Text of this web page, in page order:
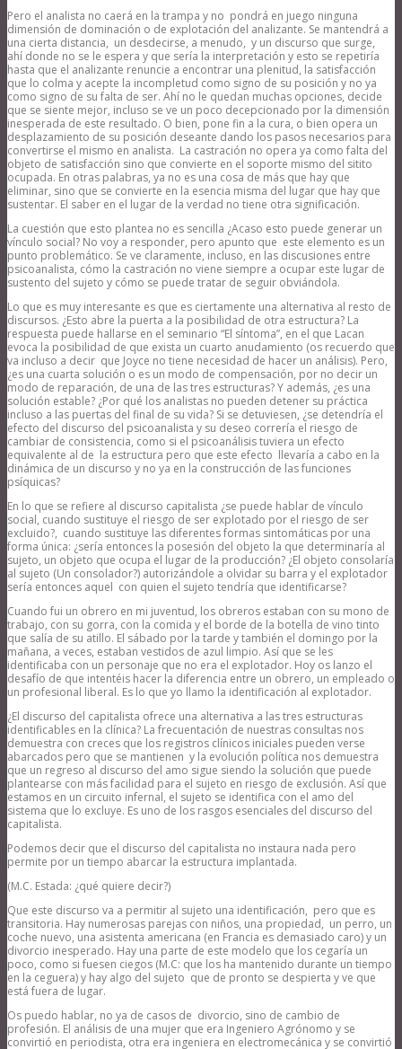
Pero el analista no caerá en la trampa y no pondrá en juego ninguna
dimensión de dominación o de explotación del analizante. Se mantendrá a
una cierta distancia, un desdecirse, a menudo, y un discurso que surge,
ahí donde no se le espera y que sería la interpretación y esto se repetiría
hasta que el analizante renuncie a encontrar una plenitud, la satisfacción
que lo colma y acepte la incompletud como signo de su posición y no ya
como signo de su falta de ser. Ahí no le quedan muchas opciones, decide
que se siente mejor, incluso se ve un poco decepcionado por la dimensión
inesperada de este resultado. O bien, pone fin a la cura, o bien opera un
desplazamiento de su posición deseante dando los pasos necesarios para
convertirse el mismo en analista. La castración no opera ya como falta del
objeto de satisfacción sino que convierte en el soporte mismo del sitito
ocupada. En otras palabras, ya no es una cosa de más que hay que
eliminar, sino que se convierte en la esencia misma del lugar que hay que
sustentar. El saber en el lugar de la verdad no tiene otra significación.
La cuestión que esto plantea no es sencilla ¿Acaso esto puede generar un
vínculo social? No voy a responder, pero apunto que este elemento es un
punto problemático. Se ve claramente, incluso, en las discusiones entre
psicoanalista, cómo la castración no viene siempre a ocupar este lugar de
sustento del sujeto y cómo se puede tratar de seguir obviándola.
Lo que es muy interesante es que es ciertamente una alternativa al resto de
discursos. ¿Esto abre la puerta a la posibilidad de otra estructura? La
respuesta puede hallarse en el seminario “El síntoma”, en el que Lacan
evoca la posibilidad de que exista un cuarto anudamiento (os recuerdo que
va incluso a decir que Joyce no tiene necesidad de hacer un análisis). Pero,
¿es una cuarta solución o es un modo de compensación, por no decir un
modo de reparación, de una de las tres estructuras? Y además, ¿es una
solución estable? ¿Por qué los analistas no pueden detener su práctica
incluso a las puertas del final de su vida? Si se detuviesen, ¿se detendría el
efecto del discurso del psicoanalista y su deseo correría el riesgo de
cambiar de consistencia, como si el psicoanálisis tuviera un efecto
equivalente al de la estructura pero que este efecto llevaría a cabo en la
dinámica de un discurso y no ya en la construcción de las funciones
psíquicas?
En lo que se refiere al discurso capitalista ¿se puede hablar de vínculo
social, cuando sustituye el riesgo de ser explotado por el riesgo de ser
excluido?, cuando sustituye las diferentes formas sintomáticas por una
forma única: ¿sería entonces la posesión del objeto la que determinaría al
sujeto, un objeto que ocupa el lugar de la producción? ¿El objeto consolaría
al sujeto (Un consolador?) autorizándole a olvidar su barra y el explotador
sería entonces aquel con quien el sujeto tendría que identificarse?
Cuando fui un obrero en mi juventud, los obreros estaban con su mono de
trabajo, con su gorra, con la comida y el borde de la botella de vino tinto
que salía de su atillo. El sábado por la tarde y también el domingo por la
mañana, a veces, estaban vestidos de azul limpio. Así que se les
identificaba con un personaje que no era el explotador. Hoy os lanzo el
desafío de que intentéis hacer la diferencia entre un obrero, un empleado o
un profesional liberal. Es lo que yo llamo la identificación al explotador.
¿El discurso del capitalista ofrece una alternativa a las tres estructuras
identificables en la clínica? La frecuentación de nuestras consultas nos
demuestra con creces que los registros clínicos iniciales pueden verse
abarcados pero que se mantienen y la evolución política nos demuestra
que un regreso al discurso del amo sigue siendo la solución que puede
plantearse con más facilidad para el sujeto en riesgo de exclusión. Así que
estamos en un circuito infernal, el sujeto se identifica con el amo del
sistema que lo excluye. Es uno de los rasgos esenciales del discurso del
capitalista.
Podemos decir que el discurso del capitalista no instaura nada pero
permite por un tiempo abarcar la estructura implantada.
(M.C. Estada: ¿qué quiere decir?)
Que este discurso va a permitir al sujeto una identificación, pero que es
transitoria. Hay numerosas parejas con niños, una propiedad, un perro, un
coche nuevo, una asistenta americana (en Francia es demasiado caro) y un
divorcio inesperado. Hay una parte de este modelo que los cegaría un
poco, como si fuesen ciegos (M.C: que los ha mantenido durante un tiempo
en la ceguera) y hay algo del sujeto que de pronto se despierta y ve que
está fuera de lugar.
Os puedo hablar, no ya de casos de divorcio, sino de cambio de
profesión. El análisis de una mujer que era Ingeniero Agrónomo y se
convirtió en periodista, otra era ingeniera en electromecánica y se convirtió